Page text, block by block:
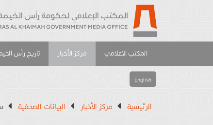
المكتب الاعلامي مركز الأخبار تاريخ رأس
English
الرئيسية مركز الأخبار البيانات الصحفية